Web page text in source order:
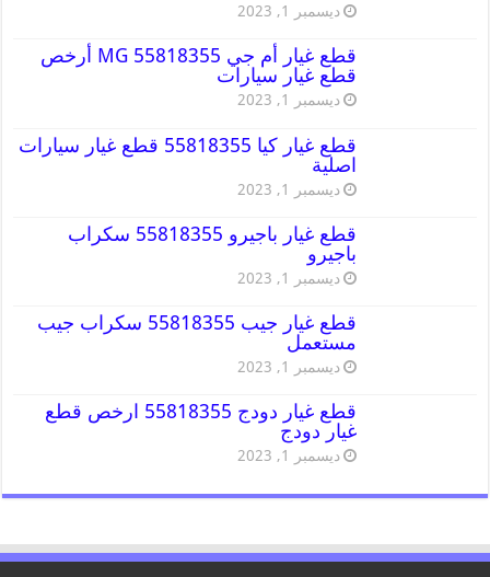
ديسمبر 1, 2023
قطع غيار أم جي MG 55818355 أرخص
قطع غيار سيارات
ديسمبر 1, 2023
قطع غيار كيا 55818355 قطع غيار سيارات
اصلية
ديسمبر 1, 2023
قطع غيار باجيرو 55818355 سكراب
باجيرو
ديسمبر 1, 2023
قطع غيار جيب 55818355 سكراب جيب
مستعمل
ديسمبر 1, 2023
قطع غيار دودج 55818355 ارخص قطع
غيار دودج
ديسمبر 1, 2023